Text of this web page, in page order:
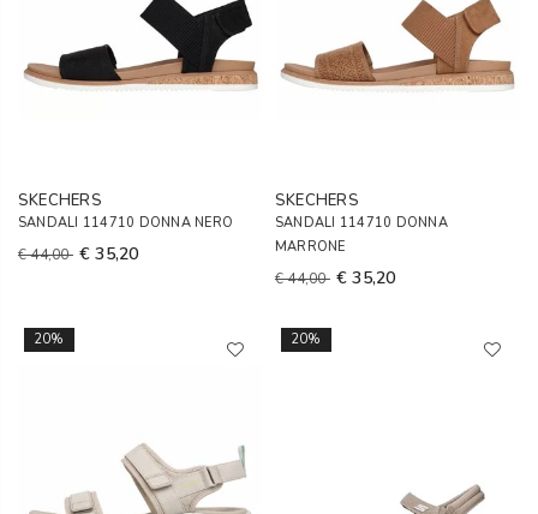
SKECHERS
SANDALI 114710 DONNA NERO
€ 44,00 € 35,20
SKECHERS
SANDALI 114710 DONNA
MARRONE
€ 44,00 € 35,20
20% 20%